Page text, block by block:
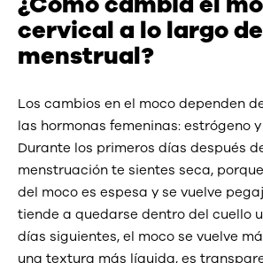
cervical a lo largo
menstrual?
Los cambios en el moco dependen
las hormonas femeninas: estrógeno
Durante los primeros días después
menstruación te sientes seca,
del moco es espesa y se vuelve
tiende a quedarse dentro del cuello
días siguientes, el moco se vuelve
una textura más líquida, es